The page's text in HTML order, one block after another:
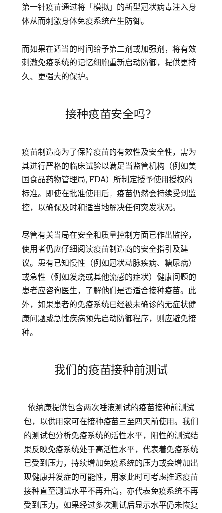
第一针疫苗通过将「模拟」的新型冠状病毒注入身
体从而刺激身体免疫系统产生防御。
而如果在适当的时间给予第二剂或加强剂，将有效
刺激免疫系统的记忆细胞重新启动防御，提供更持
久、更强大的保护。
接种疫苗安全吗？
疫苗制造商为了保障疫苗的有效性及安全性，需为
其进行严格的临床试验以满足当监管机构（例如美
国食品药物管理局, FDA）所制定授予使用授权的
标准。即使在批准使用后，疫苗仍然会持续受到监
控，以确保及时和适当地解决任何突发状况。
尽管有关当局在安全和质量控制方面已作出监控，
使用者仍应仔细阅读疫苗制造商的安全指引及建
议。患有已知慢性（例如冠状动脉疾病、糖尿病）
或急性（例如发烧或其他流感的症状）健康问题的
患者应咨询医生，了解他们是否适合接种疫苗。此
外，如果患者的免疫系统已经被未确诊的无症状健
康问题或急性疾病预先启动防御程序，则应避免接
种。
我们的疫苗接种前测试
依纳康提供包含两次唾液测试的疫苗接种前测试
包，以供用家可在接种疫苗三至四天前使用。我们
的测试包分析免疫系统的活性水平，阳性的测试结
果反映免疫系统处于高活性水平，代表着免疫系统
已受到压力，持续增加免疫系统的压力或会增加出
现健康并发症的可能性，用家此时可考虑推迟疫苗
接种直至测试水平不再升高，亦代表免疫系统不再
受到压力。如果经过多次测试后显示水平仍未恢复